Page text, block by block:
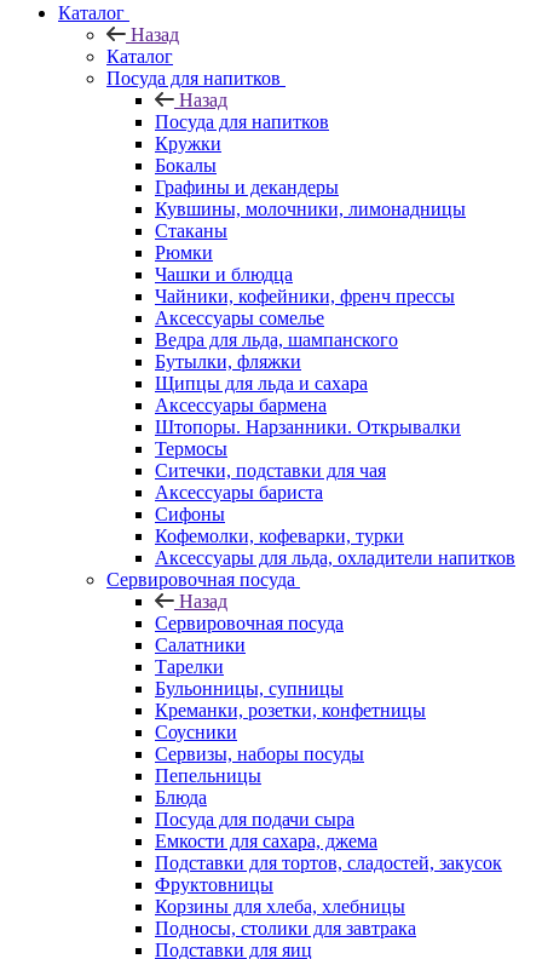
Каталог
Назад
Каталог
Посуда для напитков
Назад
Посуда для напитков
Кружки
Бокалы
Графины и декандеры
Кувшины, молочники, лимонадницы
Стаканы
Рюмки
Чашки и блюдца
Чайники, кофейники, френч прессы
Аксессуары сомелье
Ведра для льда, шампанского
Бутылки, фляжки
Щипцы для льда и сахара
Аксессуары бармена
Штопоры. Нарзанники. Открывалки
Термосы
Ситечки, подставки для чая
Аксессуары бариста
Сифоны
Кофемолки, кофеварки, турки
Аксессуары для льда, охладители напитков
Сервировочная посуда
Назад
Сервировочная посуда
Салатники
Тарелки
Бульонницы, супницы
Креманки, розетки, конфетницы
Соусники
Сервизы, наборы посуды
Пепельницы
Блюда
Посуда для подачи сыра
Емкости для сахара, джема
Подставки для тортов, сладостей, закусок
Фруктовницы
Корзины для хлеба, хлебницы
Подносы, столики для завтрака
Подставки для яиц